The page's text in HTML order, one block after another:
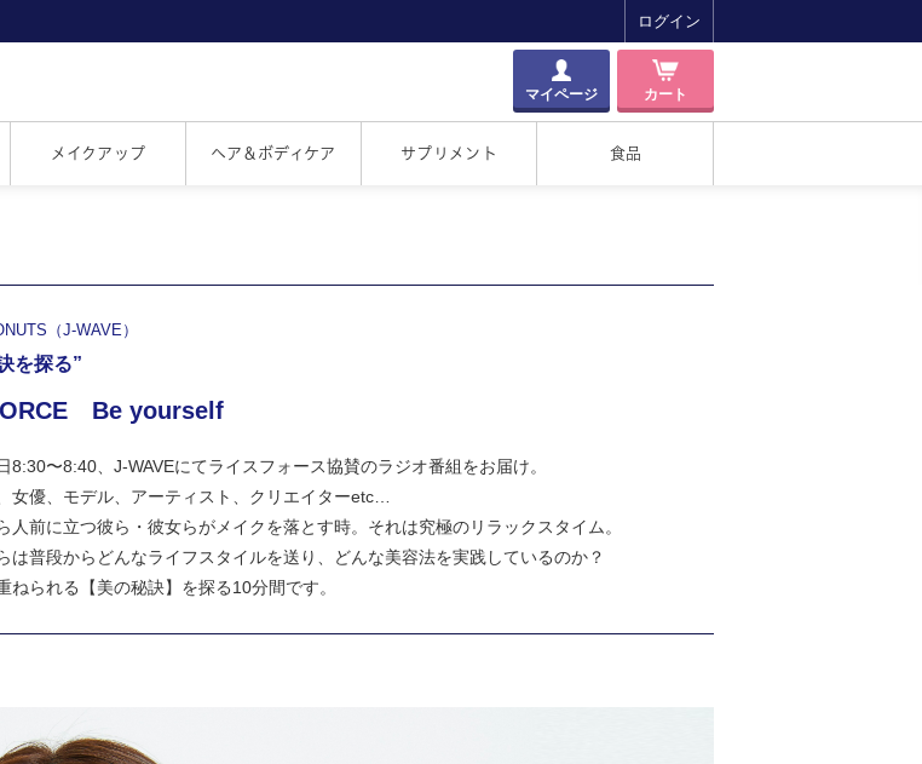
ログイン
マイページ カート
メイクアップ ヘア＆ボディケア サプリメント 食品
（J-WAVE）
を探る”
Be yourself
8:30〜8:40、J-WAVEにてライスフォース協賛のラジオ番組をお届け。
女優、モデル、アーティスト、クリエイターetc…
人前に立つ彼ら・彼女らがメイクを落とす時。それは究極のリラックスタイム。
は普段からどんなライフスタイルを送り、どんな美容法を実践しているのか？
ねられる【美の秘訣】を探る10分間です。